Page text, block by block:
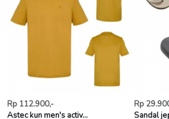
Rp 112.900,-
Astec kun men's activ...
Rp
Sandal